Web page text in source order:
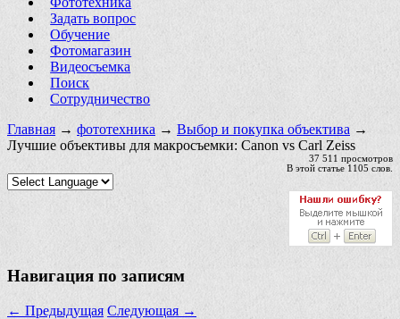
Задать вопрос
Обучение
Фотомагазин
Видеосъемка
Поиск
Сотрудничество
Главная → фототехника → Выбор и покупка объектива →
Лучшие объективы для макросъемки: Canon vs Carl Zeiss
37 511 просмотров
В этой статье 1105 слов.
Навигация по записям
← Предыдущая Следующая →